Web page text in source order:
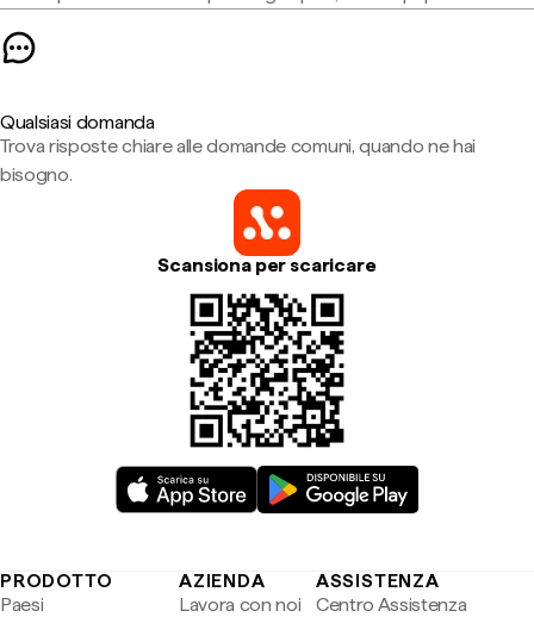
Qualsiasi domanda
Trova risposte chiare alle domande comuni, quando ne hai
bisogno.
Scansiona per scaricare
PRODOTTO
Paesi
AZIENDA
Lavora con noi
ASSISTENZA
Centro Assistenza